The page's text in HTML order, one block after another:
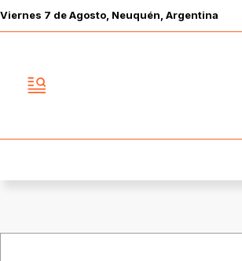
Viernes 7 deAgosto , Neuquén, Argentina